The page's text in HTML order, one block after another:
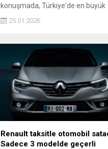
konuşmada, Türkiye'de en büyük
Ekonomide bir zamanlar,
bin bir tane mazeret üretiyorlar.
çok hazin. Yoksullukta Avrupa
birincisiyiz. Yüksek enflasyonda
Avrupa birincisiyiz. Yüksek faizli
Avrupa birincisiyiz. İşsizlikte
Gelir...
25.01.2026
Renault taksitle otomobil
Sadece 3 modelde geçerli